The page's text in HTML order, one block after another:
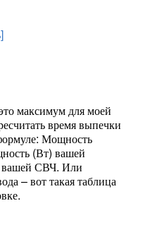
максимум для моей
время выпечки
Мощность
(Вт) вашей
вашей СВЧ. Или
– вот такая таблица